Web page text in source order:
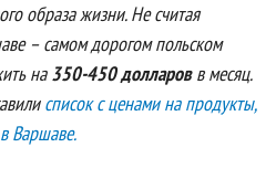
образа жизни. Не считая
– самом дорогом польском
на350-450 долларовв месяц.
список с ценами на продукты,
Варшаве.